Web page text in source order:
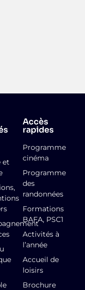
et
Accès
rapides
Programme
cinéma
Programme
des
randonnées
Formations
BAFA, PSC1
Activités à
l’année
Accueil de
loisirs
Brochure